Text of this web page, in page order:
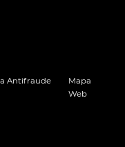
Antifraude
Mapa
Web